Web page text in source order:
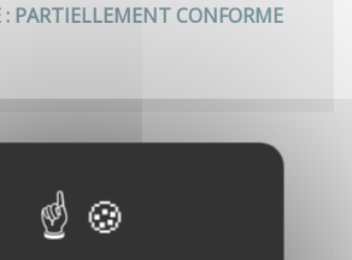
: PARTIELLEMENT CONFORME
LES PLUS